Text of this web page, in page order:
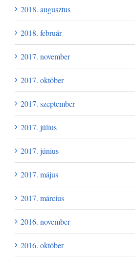
2018. augusztus
2018. február
2017. november
2017. október
2017. szeptember
2017. július
2017. június
2017. május
2017. március
2016. november
2016. október